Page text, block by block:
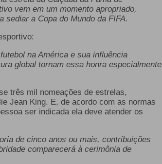
vem em um momento apropriado,
sediar a Copa do Mundo da FIFA.
na América e sua influência
global tornam essa honra especialmente
três mil nomeações de estrelas,
Jean King. E, de acordo com as normas
ser indicada ela deve atender os
de cinco anos ou mais, contribuições
comparecerá à cerimônia de